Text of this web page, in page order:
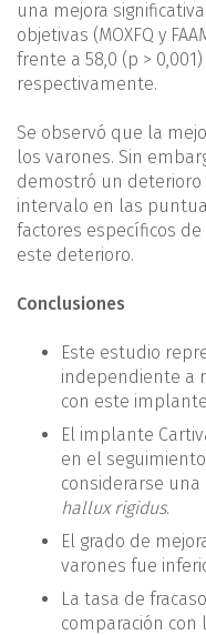
una mejora
objetivas (MOXFQ y
frente a 58,0 (p > 0,001)
respectivamente.
Se observó que la
los varones. Sin
demostró un
intervalo en las
factores específicos
este deterioro.
Conclusiones
Este estudio
independiente a
con este
El implante
en el
considerarse
hallux rigidus.
El grado de
varones fue
La tasa de
comparación con